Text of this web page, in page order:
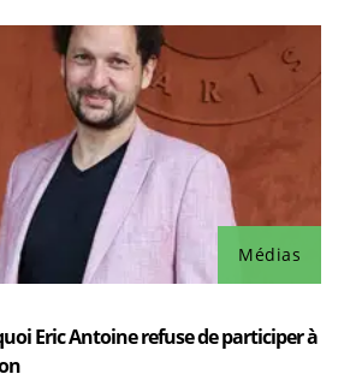
Médias
Eric Antoine refuse de participer à